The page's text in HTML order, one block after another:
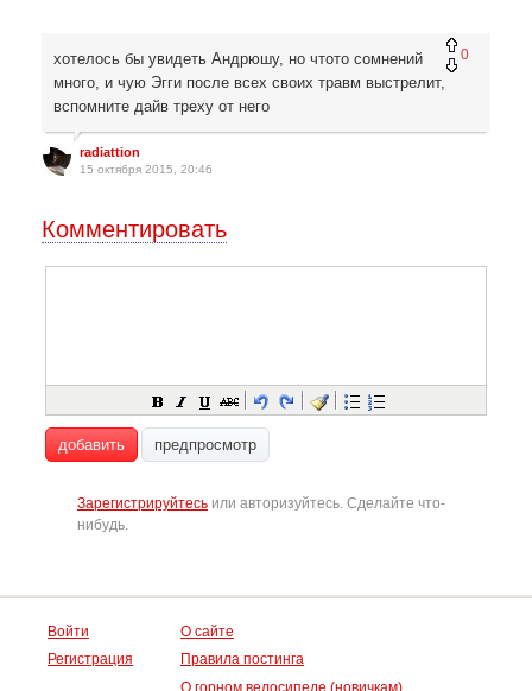
0
хотелось бы увидеть Андрюшу, но чтото сомнений
много, и чую Эгги после всех своих травм выстрелит,
вспомните дайв треху от него
radiattion
15 октября 2015, 20:46
Комментировать
добавить предпросмотр
Зарегистрируйтесь или авторизуйтесь. Сделайте что-
нибудь.
Войти
Регистрация
О сайте
Правила постинга
О горном велосипеде (новичкам)